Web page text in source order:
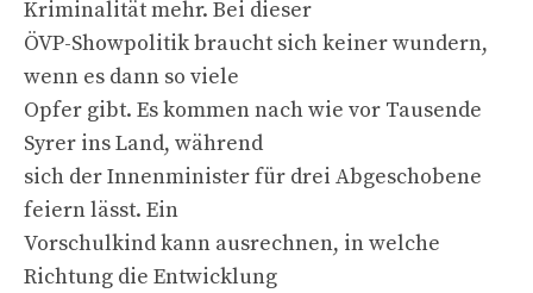
Kriminalität mehr. Bei dieser
ÖVP-Showpolitik braucht sich keiner wundern,
wenn es dann so viele
Opfer gibt. Es kommen nach wie vor Tausende
Syrer ins Land, während
sich der Innenminister für drei Abgeschobene
feiern lässt. Ein
Vorschulkind kann ausrechnen, in welche
Richtung die Entwicklung